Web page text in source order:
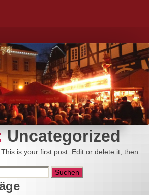
Uncategorized
is your first post. Edit or delete it, then